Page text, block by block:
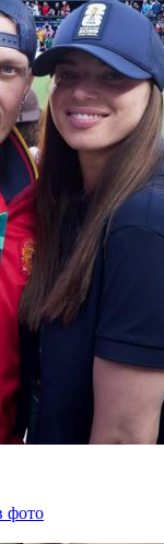
фото